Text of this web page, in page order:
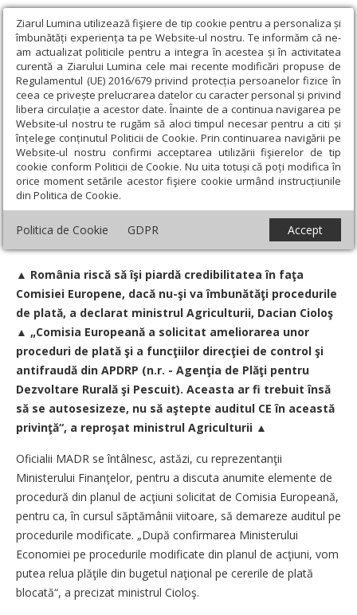
Ziarul Lumina utilizează fişiere de tip cookie pentru a personaliza și
îmbunătăți experiența ta pe Website-ul nostru. Te informăm că ne-
am actualizat politicile pentru a integra în acestea și în activitatea
curentă a Ziarului Lumina cele mai recente modificări propuse de
Regulamentul (UE) 2016/679 privind protecția persoanelor fizice în
ceea ce privește prelucrarea datelor cu caracter personal și privind
libera circulație a acestor date. Înainte de a continua navigarea pe
Website-ul nostru te rugăm să aloci timpul necesar pentru a citi și
înțelege conținutul Politicii de Cookie. Prin continuarea navigării pe
Website-ul nostru confirmi acceptarea utilizării fişierelor de tip
cookie conform Politicii de Cookie. Nu uita totuși că poți modifica în
orice moment setările acestor fişiere cookie urmând instrucțiunile
din Politica de Cookie.
Politica de Cookie GDPR Accept
Ziarul Lumina › Actualitate religioasă › Știri › România riscă să îşi
piardă credibilitatea în faţa Comisiei Europene
România riscă să îşi piardă credibilitatea în
faţa Comisiei Europene
Data: 22 August 2008
▲ România riscă să îşi piardă credibilitatea în faţa
Comisiei Europene, dacă nu-şi va îmbunătăţi procedurile
de plată, a declarat ministrul Agriculturii, Dacian Cioloş
▲ „Comisia Europeană a solicitat ameliorarea unor
proceduri de plată şi a funcţiilor direcţiei de control şi
antifraudă din APDRP (n.r. - Agenţia de Plăţi pentru
Dezvoltare Rurală şi Pescuit). Aceasta ar fi trebuit însă
să se autosesizeze, nu să aştepte auditul CE în această
privinţă“, a reproşat ministrul Agriculturii ▲
Oficialii MADR se întâlnesc, astăzi, cu reprezentanţii
Ministerului Finanţelor, pentru a discuta anumite elemente de
procedură din planul de acţiuni solicitat de Comisia Europeană,
pentru ca, în cursul săptămânii viitoare, să demareze auditul pe
procedurile modificate. „După confirmarea Ministerului
Economiei pe procedurile modificate din planul de acţiuni, vom
putea relua plăţile din bugetul naţional pe cererile de plată
blocată“, a precizat ministrul Cioloş.